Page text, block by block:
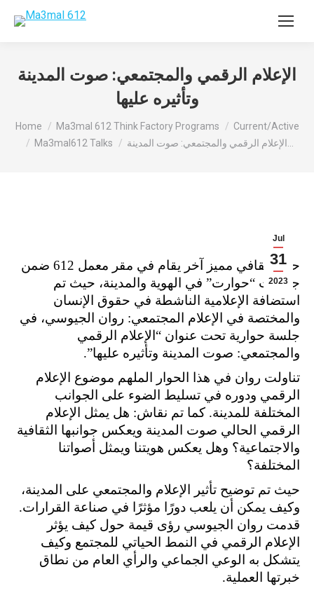
الإعلام الرقمي والمجتمعي: صوت المدينة
وتأثيره عليها
You are here:
Home Ma3mal 612 Think Factory Programs
Current/Active
Ma3mal612 Talks
Jul
31
2023
حدث ثقافي مميز آخر يقام في مقر معمل 612 ضمن
جلسات “حوارت” في الهوية والمدينة، حيث تم
استضافة الإعلامية الناشطة في حقوق الإنسان
والمختصة في الإعلام المجتمعي: روان الجيوسي، في
جلسة حوارية تحت عنوان “الإعلام الرقمي
والمجتمعي: صوت المدينة وتأثيره عليها”.
تناولت روان في هذا الحوار الملهم موضوع الإعلام
الرقمي ودوره في تسليط الضوء على الجوانب
المختلفة للمدينة. كما تم نقاش: هل يمثل الإعلام
الرقمي الحالي صوت المدينة ويعكس جوانبها الثقافية
والاجتماعية؟ وهل يعكس هويتنا ويمثل أصواتنا
المختلفة؟
حيث تم توضيح تأثير الإعلام والمجتمعي على المدينة،
وكيف يمكن أن يلعب دورًا مؤثرًا في صناعة القرارات.
قدمت روان الجيوسي رؤى قيمة حول كيف يؤثر
الإعلام الرقمي في النمط الحياتي للمجتمع وكيف
يتشكل به الوعي الجماعي والرأي العام من نطاق
خبرتها العملية.